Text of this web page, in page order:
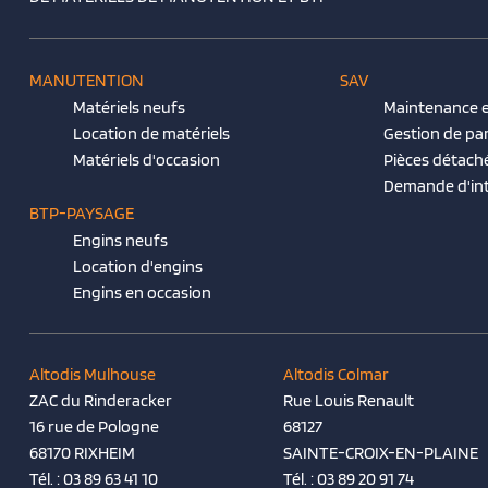
MANUTENTION
Matériels neufs
Location de matériels
Matériels d'occasion
BTP-PAYSAGE
Engins neufs
Location d'engins
Engins en occasion
SAV
Maintenance
Gestion de
Pièces
Demande
Altodis Mulhouse
ZAC du Rinderacker
16 rue de Pologne
68170 RIXHEIM
Tél. :03 89 63 41 10
Altodis Colmar
Rue Louis Renault
68127
SAINTE-CROIX-EN-PLAINE
Tél. :03 89 20 91 74